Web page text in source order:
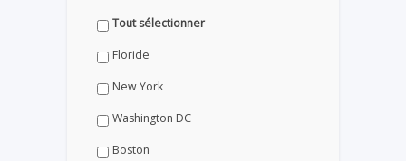
Tout sélectionner
Floride
New York
Washington DC
Boston